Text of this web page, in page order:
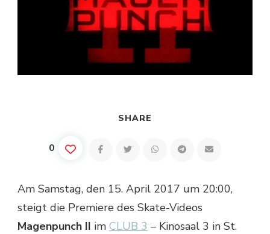
SHARE
0
Am Samstag, den 15. April 2017 um 20:00,
steigt die Premiere des Skate-Videos
Magenpunch II im CLUB 3 – Kinosaal 3 in St.